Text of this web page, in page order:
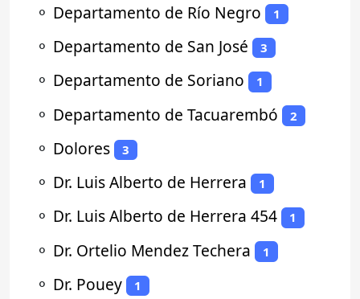
⚬ Departamento de Río Negro 1
⚬ Departamento de San José 3
⚬ Departamento de Soriano 1
⚬ Departamento de Tacuarembó 2
⚬ Dolores 3
⚬ Dr. Luis Alberto de Herrera 1
⚬ Dr. Luis Alberto de Herrera 454 1
⚬ Dr. Ortelio Mendez Techera 1
⚬ Dr. Pouey 1